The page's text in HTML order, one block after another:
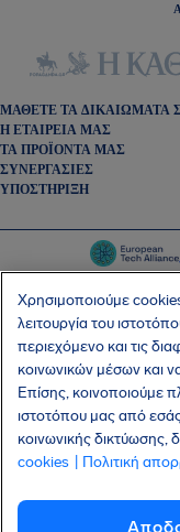
ΜΆΘΕΤΕ ΤΑ ΔΙΚΑΙΏΜΑΤΆ
Η ΕΤΑΙΡΕΊΑ ΜΑΣ
ΤΑ ΠΡΟΪΌΝΤΑ ΜΑΣ
ΣΥΝΕΡΓΑΣΊΕΣ
ΥΠΟΣΤΉΡΙΞΗ
Όροι και Προϋποθέσεις
Χρησιμοποιούμε
λειτουργία του
περιεχόμενο και τις
κοινωνικών μέσων και
Επίσης, κοινοποιούμε
ιστοτόπου μας από
κοινωνικής δικτύωσης,
cookies
| Πολιτική